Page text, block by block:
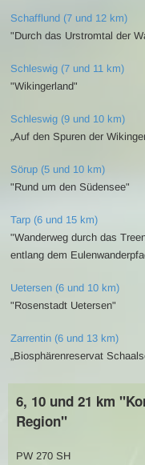
Schafflund (7 und 12 km)
"Durch das Urstromtal der
Schleswig (7 und 11 km)
"Wikingerland"
Schleswig (9 und 10 km)
„Auf den Spuren der
Sörup (5 und 10 km)
"Rund um den Südensee"
Tarp (6 und 15 km)
"Wanderweg durch das
entlang dem
Uetersen (6 und 10 km)
"Rosenstadt Uetersen"
Zarrentin (6 und 13 km)
„Biosphärenreservat
6, 10 und 21 km
Region"
PW 270 SH